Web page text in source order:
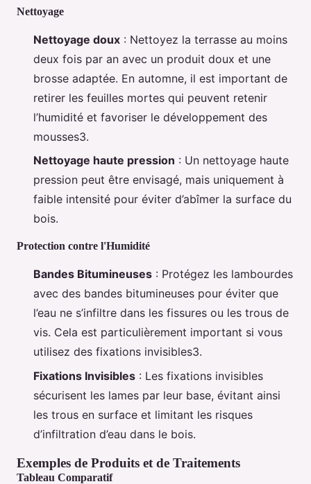
Nettoyage
Nettoyage doux : Nettoyez la terrasse au moins
deux fois par an avec un produit doux et une
brosse adaptée. En automne, il est important de
retirer les feuilles mortes qui peuvent retenir
l’humidité et favoriser le développement des
mousses3.
Nettoyage haute pression : Un nettoyage haute
pression peut être envisagé, mais uniquement à
faible intensité pour éviter d’abîmer la surface du
bois.
Protection contre l'Humidité
Bandes Bitumineuses : Protégez les lambourdes
avec des bandes bitumineuses pour éviter que
l’eau ne s’infiltre dans les fissures ou les trous de
vis. Cela est particulièrement important si vous
utilisez des fixations invisibles3.
Fixations Invisibles : Les fixations invisibles
sécurisent les lames par leur base, évitant ainsi
les trous en surface et limitant les risques
d’infiltration d’eau dans le bois.
Exemples de Produits et de Traitements
Tableau Comparatif